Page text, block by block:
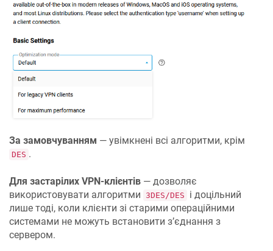
За замовчуванням — увімкнені всі алгоритми, крім
DES .
Для застарілих VPN-клієнтів — дозволяє
використовувати алгоритми 3DES/DES
і доцільний
лише тоді, коли клієнти зі старими операційними
системами не можуть встановити з’єднання з
сервером.